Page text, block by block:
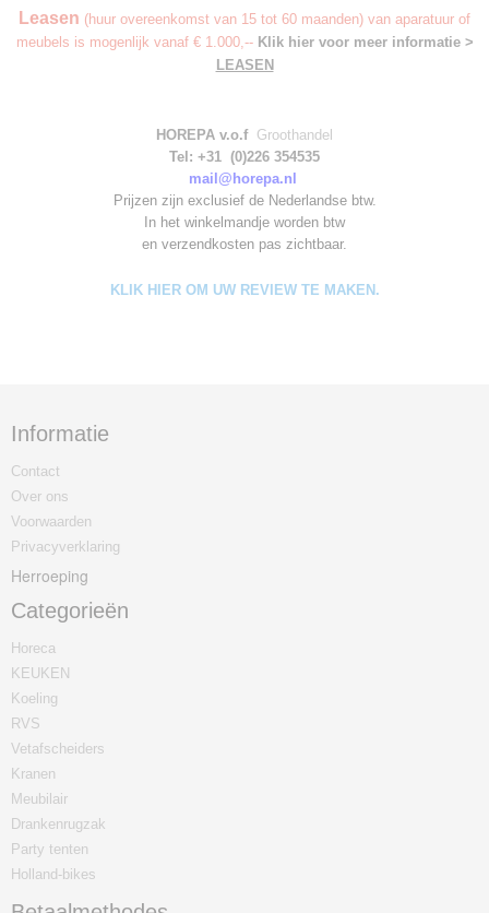
Leasen (huur overeenkomst van 15 tot 60 maanden) van aparatuur of
meubels is mogenlijk vanaf € 1.000,-- Klik hier voor meer informatie >
LEASEN
HOREPA v.o.f Groothandel
Tel: +31 (0)226 354535
mail@horepa.nl
Prijzen zijn exclusief de Nederlandse btw.
In het winkelmandje worden btw
en verzendkosten pas zichtbaar.
KLIK HIER OM UW REVIEW TE MAKEN.
Informatie
Contact
Over ons
Voorwaarden
Privacyverklaring
Herroeping
Categorieën
Horeca
KEUKEN
Koeling
RVS
Vetafscheiders
Kranen
Meubilair
Drankenrugzak
Party tenten
Holland-bikes